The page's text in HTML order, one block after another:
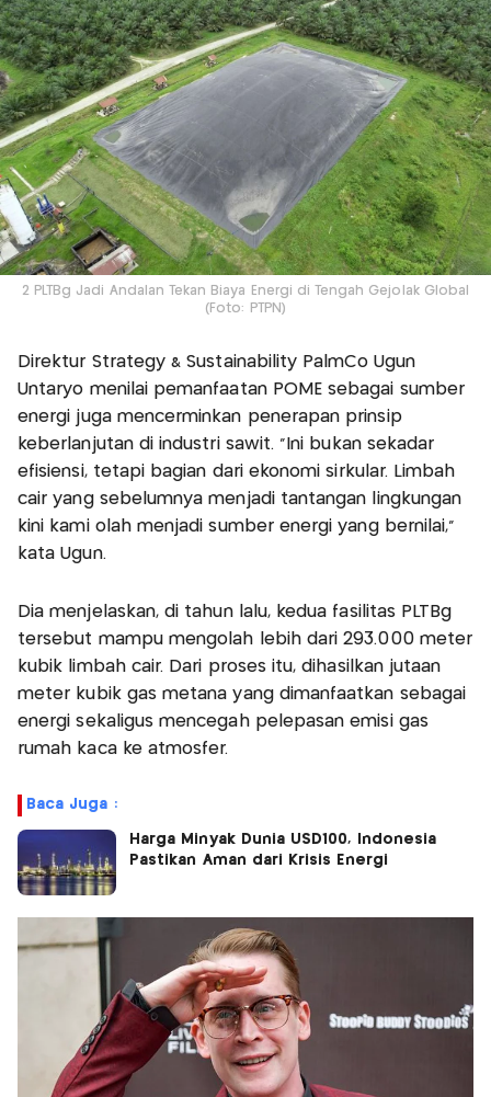
2 PLTBg Jadi Andalan Tekan Biaya Energi di Tengah Gejolak Global
(Foto: PTPN)
Direktur Strategy & Sustainability PalmCo Ugun
Untaryo menilai pemanfaatan POME sebagai sumber
energi juga mencerminkan penerapan prinsip
keberlanjutan di industri sawit. “Ini bukan sekadar
efisiensi, tetapi bagian dari ekonomi sirkular. Limbah
cair yang sebelumnya menjadi tantangan lingkungan
kini kami olah menjadi sumber energi yang bernilai,”
kata Ugun.
Dia menjelaskan, di tahun lalu, kedua fasilitas PLTBg
tersebut mampu mengolah lebih dari 293.000 meter
kubik limbah cair. Dari proses itu, dihasilkan jutaan
meter kubik gas metana yang dimanfaatkan sebagai
energi sekaligus mencegah pelepasan emisi gas
rumah kaca ke atmosfer.
Baca Juga :
Harga Minyak Dunia USD100, Indonesia
Pastikan Aman dari Krisis Energi